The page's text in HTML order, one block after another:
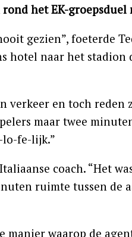
het EK-groepsduel
gezien”, foeterde
hotel naar het stadion
verkeer en toch reden
maar twee
fe-lijk.”
coach. “Het
ruimte tussen de
waarop de